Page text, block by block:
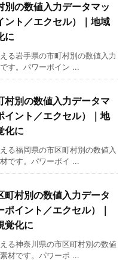
別の数値入力データマッ
ント／エクセル）｜地域
に
る岩手県の市町村別の数値入力
す。パワーポイン ...
村別の数値入力データマ
イント／エクセル）｜地
化に
る福岡県の市区町村別の数値入
です。パワーポイ ...
町村別の数値入力データ
ポイント／エクセル）｜
覚化に
る神奈川県の市区町村別の数値
材です。パワーポ ...